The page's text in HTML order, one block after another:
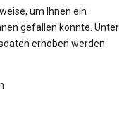
um Ihnen ein
gefallen könnte. Unter
erhoben werden: